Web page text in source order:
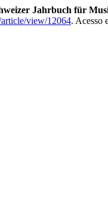
Jahrbuch für
view/12064. Acesso